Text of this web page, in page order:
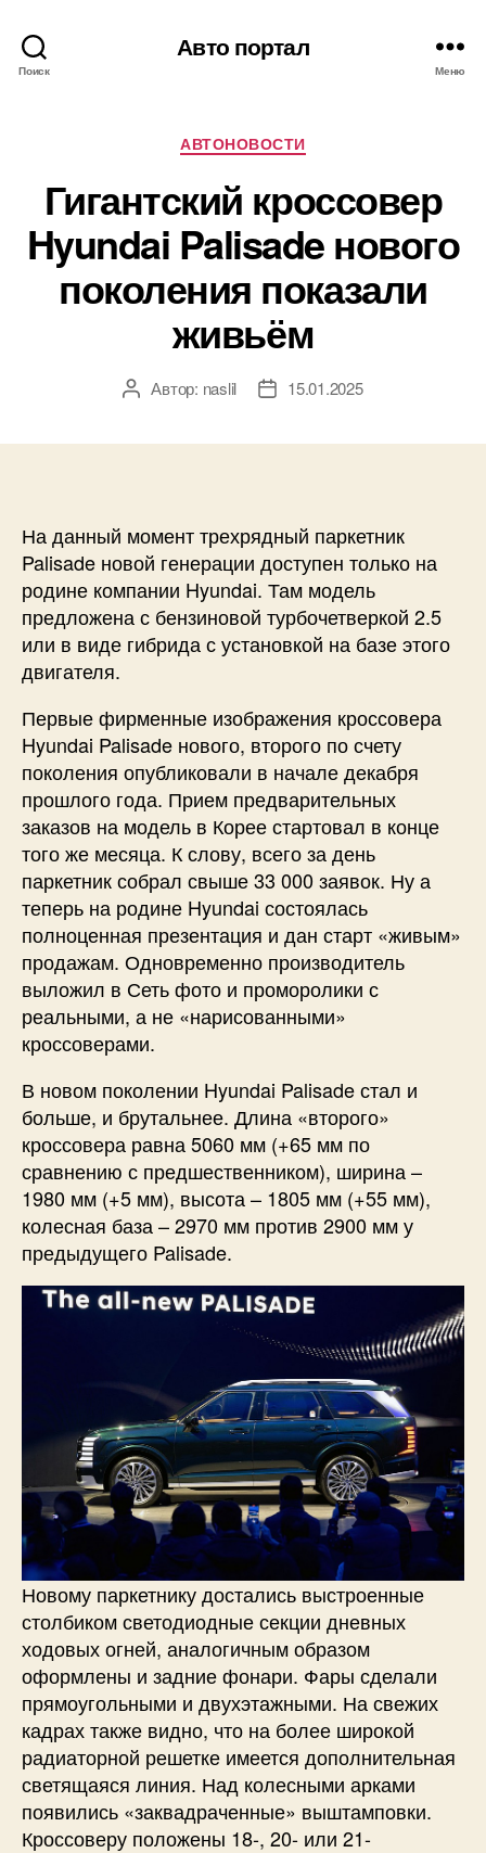
Поиск
Авто портал
Меню
Рубрики
АВТОНОВОСТИ
Гигантский кроссовер
Hyundai Palisade нового
поколения показали
живьём
АвторАвтор: naslil
Дата15.01.2025
На данный момент трехрядный паркетник
Palisade новой генерации доступен только на
родине компании Hyundai. Там модель
предложена с бензиновой турбочетверкой 2.5
или в виде гибрида с установкой на базе этого
двигателя.
Первые фирменные изображения кроссовера
Hyundai Palisade нового, второго по счету
поколения опубликовали в начале декабря
прошлого года. Прием предварительных
заказов на модель в Корее стартовал в конце
того же месяца. К слову, всего за день
паркетник собрал свыше 33 000 заявок. Ну а
теперь на родине Hyundai состоялась
полноценная презентация и дан старт «живым»
продажам. Одновременно производитель
выложил в Сеть фото и проморолики с
реальными, а не «нарисованными»
кроссоверами.
В новом поколении Hyundai Palisade стал и
больше, и брутальнее. Длина «второго»
кроссовера равна 5060 мм (+65 мм по
сравнению с предшественником), ширина –
1980 мм (+5 мм), высота – 1805 мм (+55 мм),
колесная база – 2970 мм против 2900 мм у
предыдущего Palisade.
Новому паркетнику достались выстроенные
столбиком светодиодные секции дневных
ходовых огней, аналогичным образом
оформлены и задние фонари. Фары сделали
прямоугольными и двухэтажными. На свежих
кадрах также видно, что на более широкой
радиаторной решетке имеется дополнительная
светящаяся линия. Над колесными арками
появились «заквадраченные» выштамповки.
Кроссоверу положены 18-, 20- или 21-